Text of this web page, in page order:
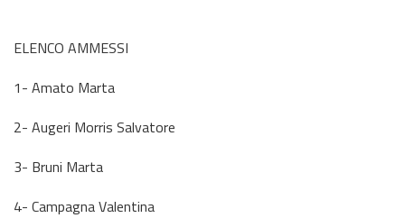
ELENCO AMMESSI
1- Amato Marta
2- Augeri Morris Salvatore
3- Bruni Marta
4- Campagna Valentina